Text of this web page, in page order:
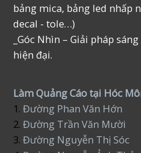
bảng mica, bảng led nhấp
decal - tole…)
_Góc Nhìn – Giải pháp
hiện đại.
Làm Quảng Cáo tại Hóc
1.Đường Phan Văn Hớn
2.Đường Trần Văn Mười
3.Đường Nguyễn Thị Sóc